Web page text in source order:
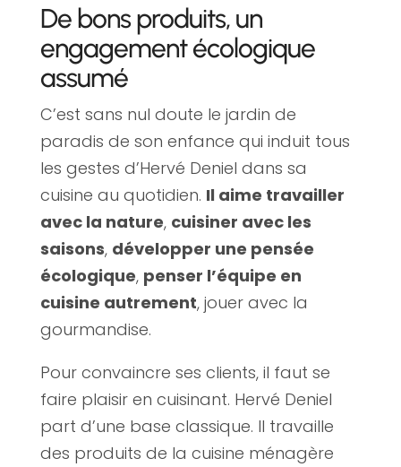
De bons produits, un
engagement écologique
assumé
C’est sans nul doute le jardin de
paradis de son enfance qui induit tous
les gestes d’Hervé Deniel dans sa
cuisine au quotidien. Il aime travailler
avec la nature, cuisiner avec les
saisons, développer une pensée
écologique, penser l’équipe en
cuisine autrement, jouer avec la
gourmandise.
Pour convaincre ses clients, il faut se
faire plaisir en cuisinant. Hervé Deniel
part d’une base classique. Il travaille
des produits de la cuisine ménagère